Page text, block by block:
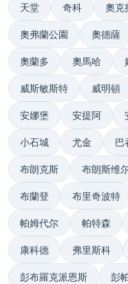
天堂 奇科 奧克
奧弗蘭公園 奧德薩
奧蘭多 奧馬哈
威斯敏斯特 威明頓
安娜堡 安提阿
小石城 尤金 巴
布朗克斯 布朗斯维
布蘭登 布里奇波特
帕姆代尔 帕特森
康科德 弗里斯科
彭布羅克派恩斯 彭